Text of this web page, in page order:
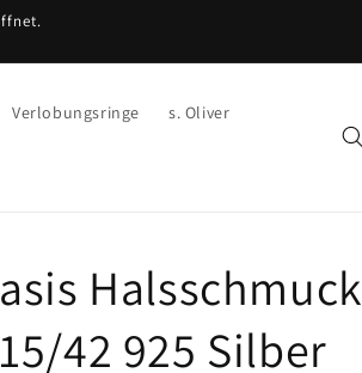
Verlobungsringe s. Oliver
Halsschmuck
42 925 Silber